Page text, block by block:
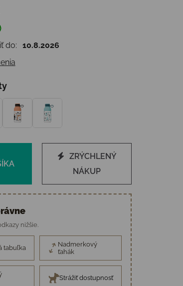
do:
10.8.2026
ZRÝCHLENÝ
NÁKUP
nižšie.
tabuľka
Nadmerkový
ťahák
Strážiť dostupnosť